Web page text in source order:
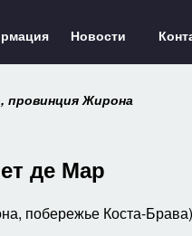
Новости
провинция Жирона
де Мар
побережье Коста-